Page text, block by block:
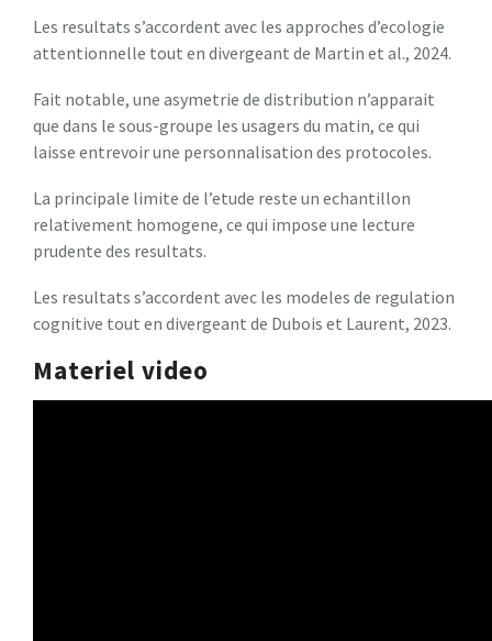
Les resultats s’accordent avec les approches d’ecologie
attentionnelle tout en divergeant de Martin et al., 2024.
Fait notable, une asymetrie de distribution n’apparait
que dans le sous-groupe les usagers du matin, ce qui
laisse entrevoir une personnalisation des protocoles.
La principale limite de l’etude reste un echantillon
relativement homogene, ce qui impose une lecture
prudente des resultats.
Les resultats s’accordent avec les modeles de regulation
cognitive tout en divergeant de Dubois et Laurent, 2023.
Materiel video